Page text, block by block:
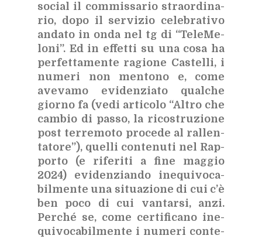
so­cial il com­mis­sa­rio straor­di­na­
rio, dopo il ser­vi­zio ce­le­bra­ti­vo
an­da­to in onda nel tg di “Te­le­Me­
lo­ni”. Ed in ef­fet­ti su una cosa ha
per­fet­ta­men­te ra­gio­ne Ca­stel­li, i
nu­me­ri non men­to­no e, come
ave­va­mo evi­den­zia­to qual­che
gior­no fa (vedi ar­ti­co­lo “Al­tro che
cam­bio di pas­so, la ri­co­stru­zio­ne
post ter­re­mo­to pro­ce­de al ral­len­
ta­to­re”), quel­li con­te­nu­ti nel Rap­
por­to (e ri­fe­ri­ti a fine mag­gio
2024) evi­den­zian­do ine­qui­vo­ca­
bil­men­te una si­tua­zio­ne di cui c’è
ben poco di cui van­tar­si, anzi.
Per­ché se, come cer­ti­fi­ca­no ine­
qui­vo­ca­bil­men­te i nu­me­ri con­te­